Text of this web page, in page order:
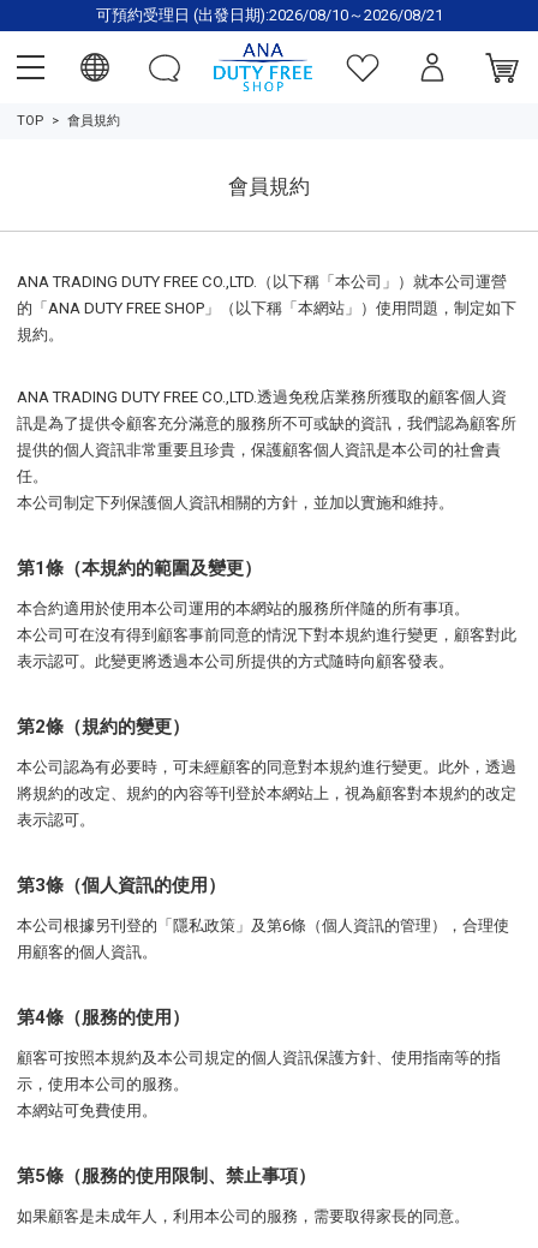
可預約受理日 (出發日期):2026/08/10～2026/08/21
TOP 會員規約
會員規約
ANA TRADING DUTY FREE CO.,LTD.（以下稱「本公司」）就本公司運營
的「ANA DUTY FREE SHOP」（以下稱「本網站」）使用問題，制定如下
規約。
ANA TRADING DUTY FREE CO.,LTD.透過免稅店業務所獲取的顧客個人資
訊是為了提供令顧客充分滿意的服務所不可或缺的資訊，我們認為顧客所
提供的個人資訊非常重要且珍貴，保護顧客個人資訊是本公司的社會責
任。
本公司制定下列保護個人資訊相關的方針，並加以實施和維持。
第1條（本規約的範圍及變更）
本合約適用於使用本公司運用的本網站的服務所伴隨的所有事項。
本公司可在沒有得到顧客事前同意的情況下對本規約進行變更，顧客對此
表示認可。此變更將透過本公司所提供的方式隨時向顧客發表。
第2條（規約的變更）
本公司認為有必要時，可未經顧客的同意對本規約進行變更。此外，透過
將規約的改定、規約的內容等刊登於本網站上，視為顧客對本規約的改定
表示認可。
第3條（個人資訊的使用）
本公司根據另刊登的「隱私政策」及第6條（個人資訊的管理），合理使
用顧客的個人資訊。
第4條（服務的使用）
顧客可按照本規約及本公司規定的個人資訊保護方針、使用指南等的指
示，使用本公司的服務。
本網站可免費使用。
第5條（服務的使用限制、禁止事項）
如果顧客是未成年人，利用本公司的服務，需要取得家長的同意。